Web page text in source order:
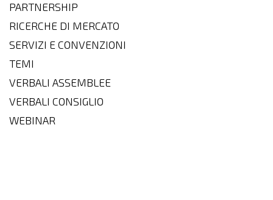
PARTNERSHIP
RICERCHE DI MERCATO
SERVIZI E CONVENZIONI
TEMI
VERBALI ASSEMBLEE
VERBALI CONSIGLIO
WEBINAR